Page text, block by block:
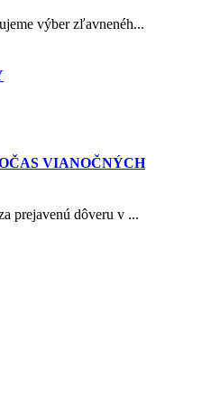
výber zľavnenéh...
VIANOČNÝCH
prejavenú dôveru v ...